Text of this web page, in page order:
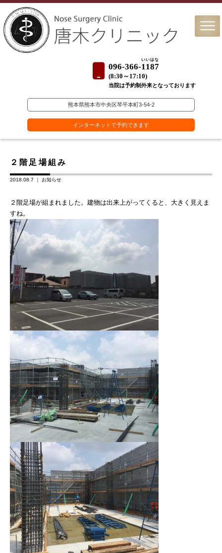
096-366-1187
いいはな
(8:30～17:10)
当院は予約制外来となっております
熊本県熊本市中央区琴平本町3-54-2
インターネットで予約できます
２階足場組み
2018.08.7 ｜ お知らせ
２階足場が組まれました。建物は出来上がってくると、大きく見えま
すね。